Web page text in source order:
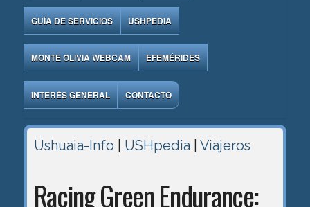
GUÍA DE SERVICIOS USHPEDIA
MONTE OLIVIA WEBCAM EFEMÉRIDES
INTERÉS GENERAL CONTACTO
Ushuaia-Info USHpedia Viajeros
Racing Green Endurance: